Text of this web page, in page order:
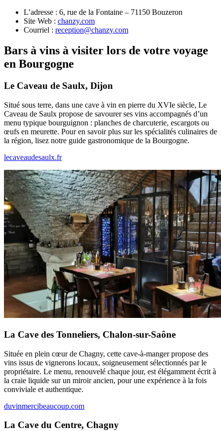
L’adresse : 6, rue de la Fontaine – 71150 Bouzeron
Site Web : chanzy.com
Courriel : reception@chanzy.com
Bars à vins à visiter lors de votre voyage
en Bourgogne
Le Caveau de Saulx, Dijon
Situé sous terre, dans une cave à vin en pierre du XVIe siècle, Le
Caveau de Saulx propose de savourer ses vins accompagnés d’un
menu typique bourguignon : planches de charcuterie, escargots ou
œufs en meurette. Pour en savoir plus sur les spécialités culinaires de
la région, lisez notre guide gastronomique de la Bourgogne.
lecaveaudesaulx.fr
La Cave des Tonneliers, Chalon-sur-Saône
Située en plein cœur de Chagny, cette cave-à-manger propose des
vins issus de vignerons locaux, soigneusement sélectionnés par le
propriétaire. Le menu, renouvelé chaque jour, est élégamment écrit à
la craie liquide sur un miroir ancien, pour une expérience à la fois
conviviale et authentique.
duvinmercibeaucoup.com
La Cave du Centre, Chagny